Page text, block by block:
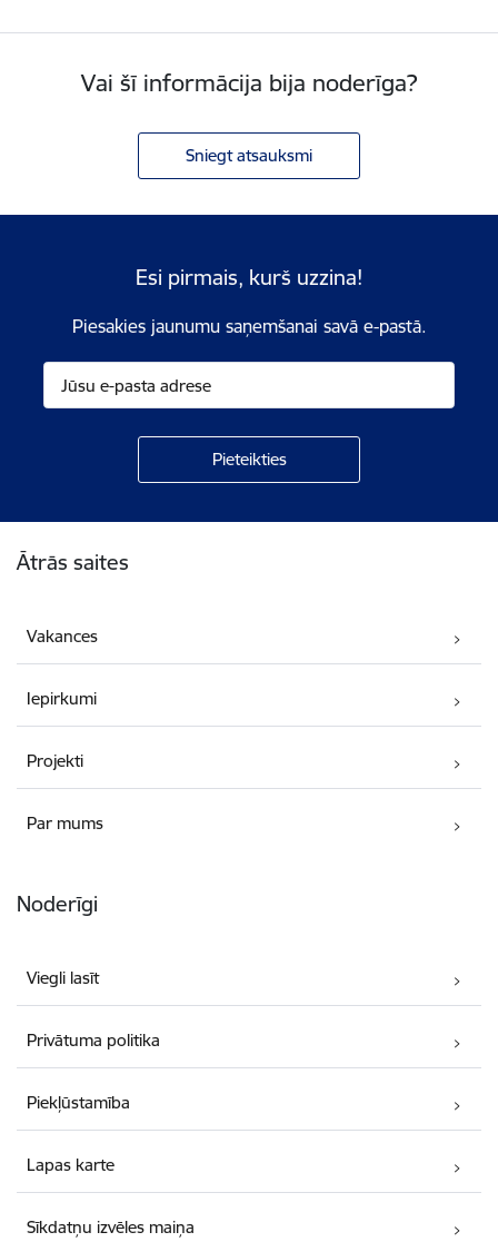
Vai šī informācija bija noderīga?
Sniegt atsauksmi
Esi pirmais, kurš uzzina!
Piesakies jaunumu saņemšanai savā e-pastā.
Ātrās saites
Vakances
Iepirkumi
Projekti
Par mums
Noderīgi
Viegli lasīt
Privātuma politika
Piekļūstamība
Lapas karte
Sīkdatņu izvēles maiņa